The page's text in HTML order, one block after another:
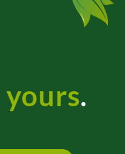
yours.